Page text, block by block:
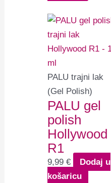
PALU trajni lak
(Gel Polish)
PALU gel
polish
Hollywood
R1
9,99€
Dodaj u
košaricu